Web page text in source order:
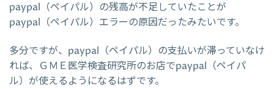
paypal（ペイパル）の残高が不足していたことが
paypal（ペイパル）エラーの原因だったみたいです。
多分ですが、paypal（ペイパル）の支払いが滞っていなけ
れば、ＧＭＥ医学検査研究所のお店でpaypal（ペイパ
ル）が使えるようになるはずです。